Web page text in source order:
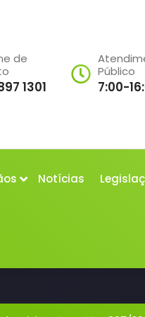
de
1301
Público
7:00-
Notícias